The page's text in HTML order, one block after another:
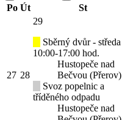
Po Út St
27 28
29
Sběrný dvůr - středa
10:00-17:00 hod.
Hustopeče nad
Bečvou (Přerov)
Svoz popelnic a
tříděného odpadu
Hustopeče nad